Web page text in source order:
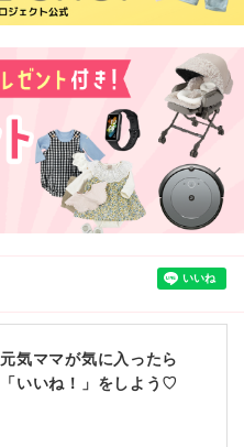
元気ママが気に入ったら
「いいね！」をしよう♡